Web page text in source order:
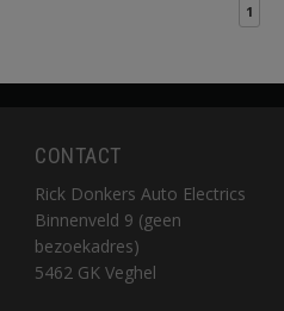
1
CONTACT
Rick Donkers Auto Electrics
Binnenveld 9 (geen
bezoekadres)
5462 GK Veghel